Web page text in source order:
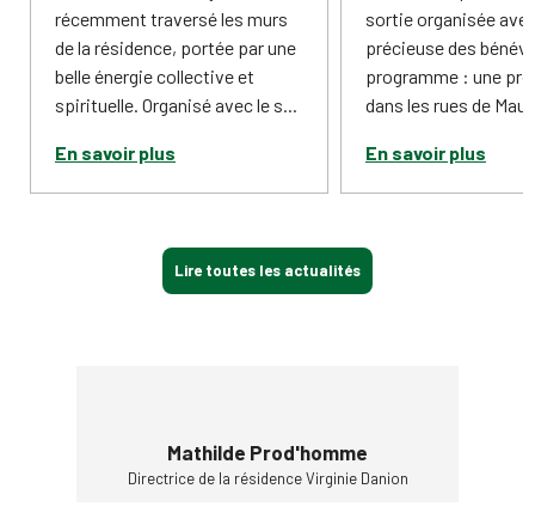
récemment traversé les murs
de la résidence, portée par une
belle énergie collective et
spirituelle. Organisé avec le s...
En savoir plus
sortie organisée avec
précieuse des
programme : une
dans les rues de
En savoir plus
Lire toutes les actualités
Mathilde Prod'homme
Directrice de la résidence Virginie Danion